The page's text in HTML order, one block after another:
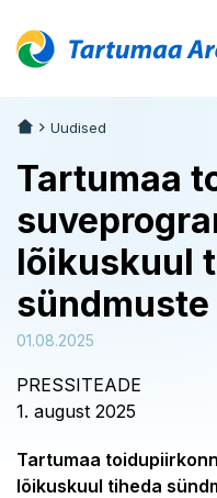
Uudised
Tartumaa
lõikuskuul
sündmuste
01.08.2025
PRESSITEADE
1. august 2025
Tartumaa
lõikuskuul tiheda